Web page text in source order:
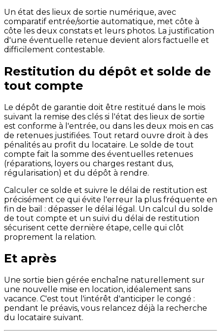
Un état des lieux de sortie numérique, avec
comparatif entrée/sortie automatique, met côte à
côte les deux constats et leurs photos. La justification
d'une éventuelle retenue devient alors factuelle et
difficilement contestable.
Restitution du dépôt et solde de
tout compte
Le dépôt de garantie doit être restitué dans le mois
suivant la remise des clés si l'état des lieux de sortie
est conforme à l'entrée, ou dans les deux mois en cas
de retenues justifiées. Tout retard ouvre droit à des
pénalités au profit du locataire. Le solde de tout
compte fait la somme des éventuelles retenues
(réparations, loyers ou charges restant dus,
régularisation) et du dépôt à rendre.
Calculer ce solde et suivre le délai de restitution est
précisément ce qui évite l'erreur la plus fréquente en
fin de bail : dépasser le délai légal. Un calcul du solde
de tout compte et un suivi du délai de restitution
sécurisent cette dernière étape, celle qui clôt
proprement la relation.
Et après
Une sortie bien gérée enchaîne naturellement sur
une nouvelle mise en location, idéalement sans
vacance. C'est tout l'intérêt d'anticiper le congé :
pendant le préavis, vous relancez déjà la recherche
du locataire suivant.